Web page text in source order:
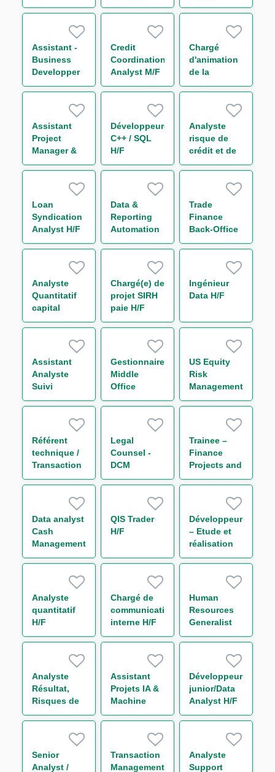
Equity
Office
Assistant -
Business
Developper
H/F
Credit
Coordination
Analyst M/F
Chargé
d'animation
de la
communauté
Market IT
H/F
Assistant
Project
Manager &
Organisation
Développeur(euse)
C++ / SQL
H/F
Analyste
risque de
crédit et de
portefeuille -
Transport
H/F
Loan
Syndication
Analyst H/F
Data &
Reporting
Automation
Analyst M/F
Trade
Finance
Back-Office
Analyst F/M
Analyste
Quantitatif
capital
économique
Chargé(e) de
projet SIRH
paie H/F
Ingénieur
Data H/F
Assistant
Analyste
Suivi
d'Activité de
Margin &
Collateral
H/F
Gestionnaire
Middle
Office
Support
Rates H/F
US Equity
Risk
Management
Analyst
Référent
technique /
Transaction
Regulatory
Legal
Counsel -
DCM
Trainee –
Finance
Projects and
Reporting
Contract)
Data analyst
Cash
Management
H/F
QIS Trader
H/F
Développeur
– Etude et
réalisation
IT Finance
Analyste
quantitatif
H/F
Chargé de
communication
interne H/F
Human
Resources
Generalist
Analyste
Résultat,
Risques de
Marché et
périmètre
Trésorerie
H/F
Assistant
Projets IA &
Machine
Learning H/F
Développeur
junior/Data
Analyst H/F
Senior
Analyst /
Transaction
Management
Analyste
Support